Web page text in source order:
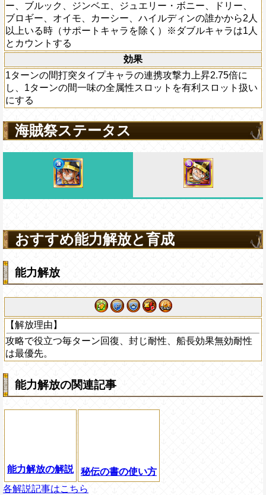
ー、ブルック、ジンベエ、ジュエリー・ボニー、ドリー、
ブロギー、オイモ、カーシー、ハイルディンの誰かから2人
以上いる時（サポートキャラを除く）※ダブルキャラは1人
とカウントする
効果
1ターンの間打突タイプキャラの連携攻撃力上昇2.75倍に
し、1ターンの間一味の全属性スロットを有利スロット扱い
にする
海賊祭ステータス
おすすめ能力解放と育成
能力解放
【解放理由】
攻略で役立つ毎ターン回復、封じ耐性、船長効果無効耐性
は最優先。
能力解放の関連記事
能力解放の解説
秘伝の書の使い方
各解説記事はこちら